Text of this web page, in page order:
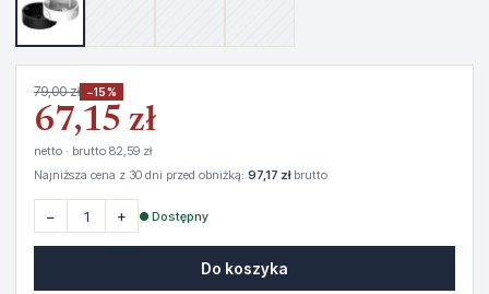
79,00 zł −15%
67,15 zł
netto · brutto 82,59 zł
Najniższa cena z 30 dni przed obniżką: 97,17 złbrutto
− + ● Dostępny
Do koszyka